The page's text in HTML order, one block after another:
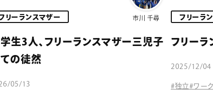
市川 千尋
リーランスマザー
生3人、フリーランスマザー三児子
の徒然
05/13
フリーラ
フリー
2025/12/04
#独立#ワー